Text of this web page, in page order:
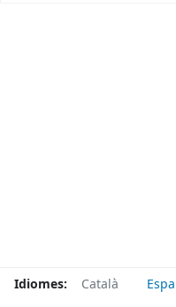
Idiomes: Català